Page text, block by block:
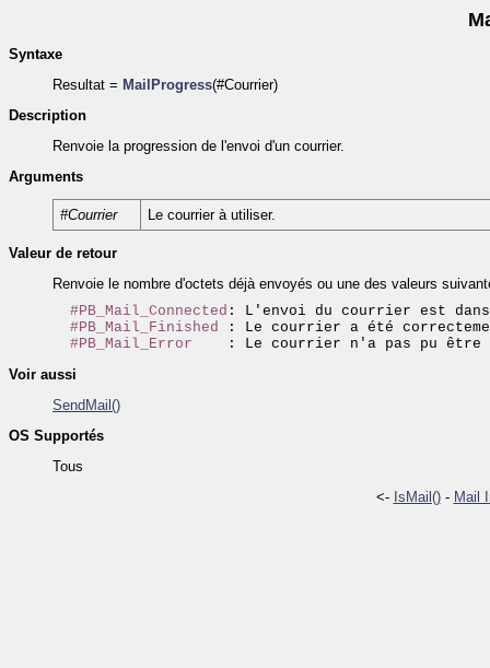
Syntaxe
Resultat = MailProgress(#Courrier)
Description
Renvoie la progression de l'envoi d'un courrier.
Arguments
#Courrier Le courrier à utiliser.
Valeur de retour
Renvoie le nombre d'octets déjà envoyés ou une des valeurs
#PB_Mail_Connected : L'envoi du courrier est
#PB_Mail_Finished : Le courrier a été
#PB_Mail_Error
Voir aussi
SendMail()
OS Supportés
Tous
<- IsMail()- Mail